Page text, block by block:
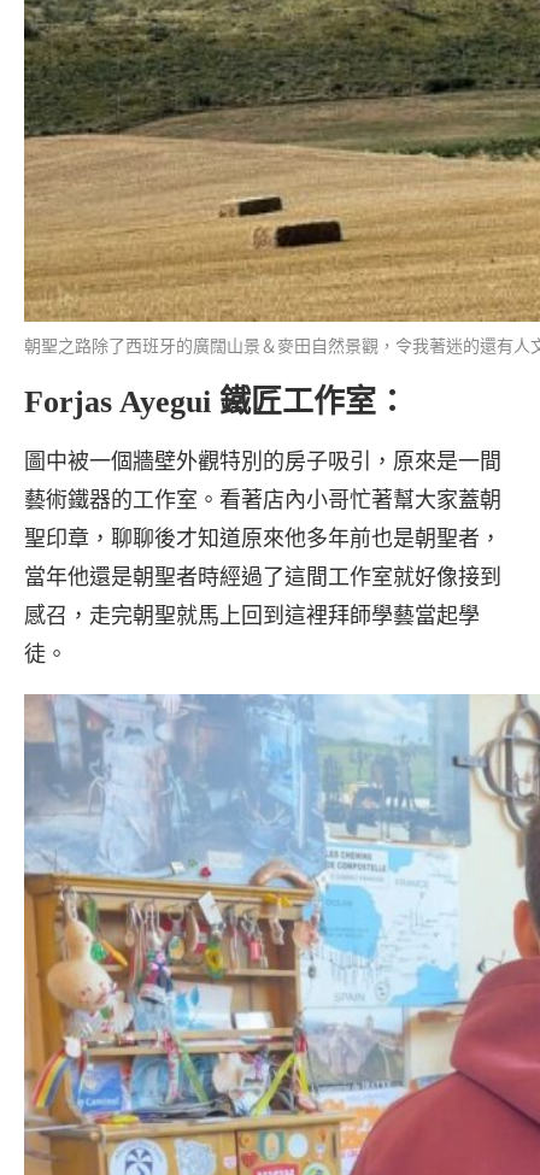
朝聖之路除了西班牙的廣闊山景＆麥田自然景觀，令我著迷的還有
Forjas Ayegui 鐵匠工作室：
圖中被一個牆壁外觀特別的房子吸引，原來是一間
藝術鐵器的工作室。看著店內小哥忙著幫大家蓋朝
聖印章，聊聊後才知道原來他多年前也是朝聖者，
當年他還是朝聖者時經過了這間工作室就好像接到
感召，走完朝聖就馬上回到這裡拜師學藝當起學
徒。